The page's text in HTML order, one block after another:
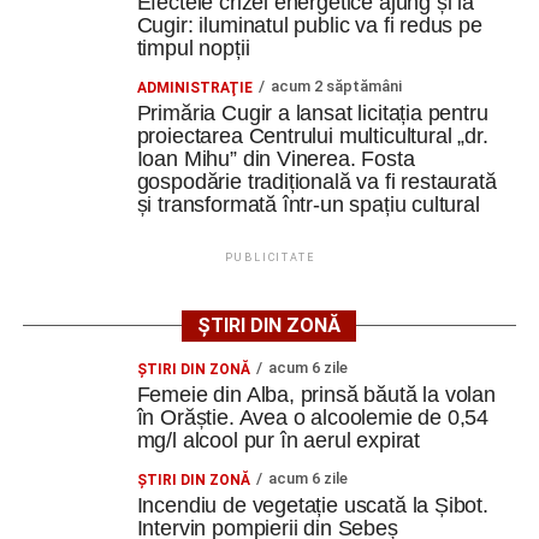
O altă realizare pe care am avut-o aici a fost proiectarea
în timp de o lună a unei cupele. Un aplicator de vopsea se
numește clopot, clopot de vopsea, și are o cupelă care se
învârte cu până la 70 de mii de rotații pe minut, făcând
atomizarea vopselei. Dumnezeu mi-a ajutat să fac într-o
lună cupela asta, fără să mă inspir de niciunde, doar
bazat pe fizică, pe mecanica fluidelor, pe electrostatică”
Constantin PREDESCU
Adaugă cugirinfo.ro ca sursă
preferată pe Google
Adaugă cugirinfo.ro ca sursă
preferată pe Google
Ultimele știri din Cugir
pregătire: Metalurgistul Cugir – FC Inter Sibiu 1-0
Cum și-a construit un informatician din Cugir propria
mașină solară. Vehiculul a ajuns și la o expoziție din
Trei profesori ai Colegiului Național „David Prodan”
Cugir și-au perfecționat competențele prin
mobilități Erasmus+ în Croația
Cugir: iluminatul public va fi redus pe
timpul nopții
ADMINISTRAŢIE acum 2 săptămâni
Primăria Cugir a lansat licitația pentru
proiectarea Centrului multicultural „dr.
Ioan Mihu” din Vinerea. Fosta
gospodărie tradițională va fi restaurată
și transformată într-un spațiu cultural
PUBLICITATE
ȘTIRI DIN ZONĂ
ŞTIRI DIN ZONĂ acum 6 zile
Femeie din Alba, prinsă băută la volan
în Orăștie. Avea o alcoolemie de 0,54
mg/l alcool pur în aerul expirat
ŞTIRI DIN ZONĂ acum 6 zile
Incendiu de vegetație uscată la Șibot.
Intervin pompierii din Sebeș